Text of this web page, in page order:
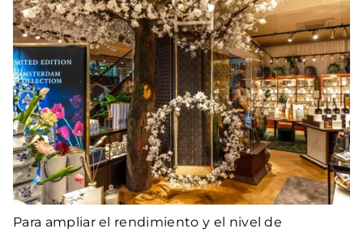
Para ampliar el rendimiento y el nivel de